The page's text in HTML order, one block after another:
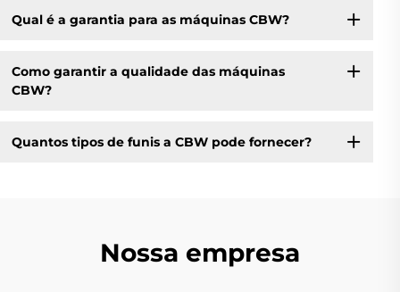
Qual é a garantia para as máquinas CBW?
Como garantir a qualidade das máquinas
CBW?
Quantos tipos de funis a CBW pode fornecer?
Nossa empresa